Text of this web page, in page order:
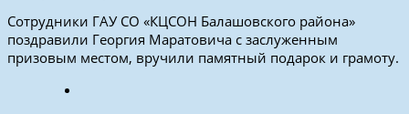
Сотрудники ГАУ СО «КЦСОН Балашовского района»
поздравили Георгия Маратовича с заслуженным
призовым местом, вручили памятный подарок и грамоту.